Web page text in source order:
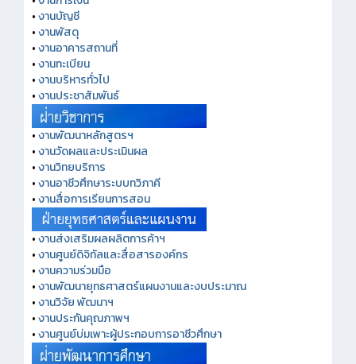
•งานบัญชี
•งานพัสดุ
•งานอาคารสถานที่
•งานทะเบียน
•งานบริหารทั่วไป
•งานประชาสัมพันธ์
•งานพัฒนาหลักสูตรฯ
•งานวัดผลและประเมินผล
•งานวิทยบริการ
•งานอาชีวศึกษาระบบทวิภาคี
•งานสื่อการเรียนการสอน
•งานส่งเสริมผลผลิตการค้าฯ
•งานศูนย์ดิจิทัลและสื่อสารองค์กร
•งานความร่วมมือ
•งานพัฒนายุทธศาสตร์แผนงานและงบประมาณ
•งานวิจัย พัฒนาฯ
•งานประกันคุณภาพฯ
•งานศูนย์บ่มเพาะผู้ประกอบการอาชีวศึกษา